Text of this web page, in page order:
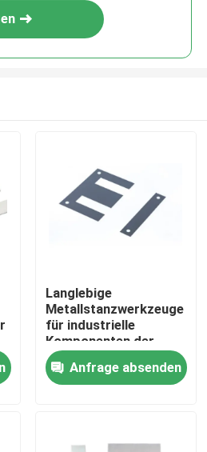
Langlebige
Metallstanzwerkzeuge
für industrielle
Komponenten der
Automobilelektronik
mit
kundenspezifischen
Anfrage absenden